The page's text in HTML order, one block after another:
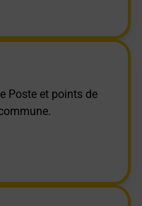
Poste et points de